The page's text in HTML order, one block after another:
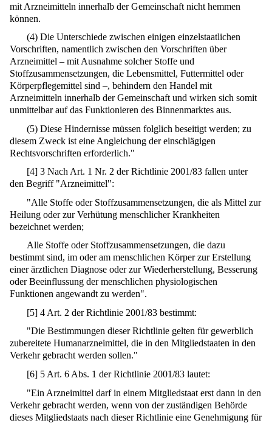
mit Arzneimitteln innerhalb der Gemeinschaft nicht hemmen
können.
(4) Die Unterschiede zwischen einigen einzelstaatlichen
Vorschriften, namentlich zwischen den Vorschriften über
Arzneimittel – mit Ausnahme solcher Stoffe und
Stoffzusammensetzungen, die Lebensmittel, Futtermittel oder
Körperpflegemittel sind –, behindern den Handel mit
Arzneimitteln innerhalb der Gemeinschaft und wirken sich somit
unmittelbar auf das Funktionieren des Binnenmarktes aus.
(5) Diese Hindernisse müssen folglich beseitigt werden; zu
diesem Zweck ist eine Angleichung der einschlägigen
Rechtsvorschriften erforderlich."
[4] 3 Nach Art. 1 Nr. 2 der Richtlinie 2001/83 fallen unter
den Begriff "Arzneimittel":
"Alle Stoffe oder Stoffzusammensetzungen, die als Mittel zur
Heilung oder zur Verhütung menschlicher Krankheiten
bezeichnet werden;
Alle Stoffe oder Stoffzusammensetzungen, die dazu
bestimmt sind, im oder am menschlichen Körper zur Erstellung
einer ärztlichen Diagnose oder zur Wiederherstellung, Besserung
oder Beeinflussung der menschlichen physiologischen
Funktionen angewandt zu werden".
[5] 4 Art. 2 der Richtlinie 2001/83 bestimmt:
"Die Bestimmungen dieser Richtlinie gelten für gewerblich
zubereitete Humanarzneimittel, die in den Mitgliedstaaten in den
Verkehr gebracht werden sollen."
[6] 5 Art. 6 Abs. 1 der Richtlinie 2001/83 lautet:
"Ein Arzneimittel darf in einem Mitgliedstaat erst dann in den
Verkehr gebracht werden, wenn von der zuständigen Behörde
dieses Mitgliedstaats nach dieser Richtlinie eine Genehmigung für